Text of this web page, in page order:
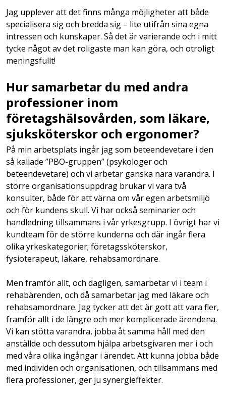
Jag upplever att det finns många möjligheter att både
specialisera sig och bredda sig – lite utifrån sina egna
intressen och kunskaper. Så det är varierande och i mitt
tycke något av det roligaste man kan göra, och otroligt
meningsfullt!
Hur samarbetar du med andra
professioner inom
företagshälsovården, som läkare,
sjuksköterskor och ergonomer?
På min arbetsplats ingår jag som beteendevetare i den
så kallade ”PBO-gruppen” (psykologer och
beteendevetare) och vi arbetar ganska nära varandra. I
större organisationsuppdrag brukar vi vara två
konsulter, både för att värna om vår egen arbetsmiljö
och för kundens skull. Vi har också seminarier och
handledning tillsammans i vår yrkesgrupp. I övrigt har vi
kundteam för de större kunderna och där ingår flera
olika yrkeskategorier; företagssköterskor,
fysioterapeut, läkare, rehabsamordnare.
Men framför allt, och dagligen, samarbetar vi i team i
rehabärenden, och då samarbetar jag med läkare och
rehabsamordnare. Jag tycker att det är gott att vara fler,
framför allt i de längre och mer komplicerade ärendena.
Vi kan stötta varandra, jobba åt samma håll med den
anställde och dessutom hjälpa arbetsgivaren mer i och
med våra olika ingångar i ärendet. Att kunna jobba både
med individen och organisationen, och tillsammans med
flera professioner, ger ju synergieffekter.